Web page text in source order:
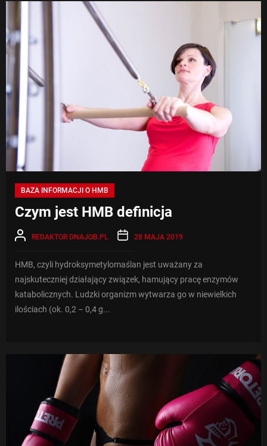
BAZA INFORMACJI O HMB
Czym jest HMB definicja
REDAKTOR DNAJOB.PL 28 MAJA 2019
HMB, czyli hydroksymetylomaślan jest uważany za
najskuteczniej działający związek, hamujący pracę enzymów
katabolicznych. Ludzki organizm wytwarza go w niewielkich
ilościach (ok. 0,2 – 0,4 g...